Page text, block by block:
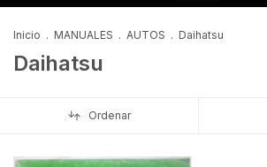
Inicio . MANUALES . AUTOS . Daihatsu
Daihatsu
Ordenar